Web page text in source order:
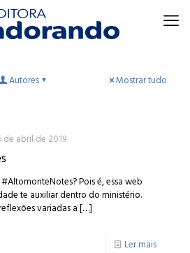
Autores Mostrar tudo
de abril de 2019
Pois é, essa web
te auxiliar dentro do ministério.
variadas a[…]
Ler mais